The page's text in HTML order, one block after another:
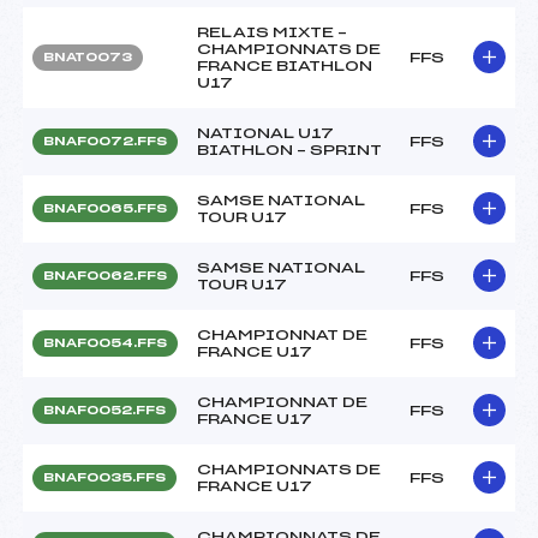
BNAT0073
RELAIS MIXTE –
CHAMPIONNATS DE
FRANCE BIATHLON
U17
FFS
BNAF0072.FFS
NATIONAL U17
BIATHLON – SPRINT
FFS
BNAF0065.FFS
SAMSE NATIONAL
TOUR U17
FFS
BNAF0062.FFS
SAMSE NATIONAL
TOUR U17
FFS
BNAF0054.FFS
CHAMPIONNAT DE
FRANCE U17
FFS
BNAF0052.FFS
CHAMPIONNAT DE
FRANCE U17
FFS
BNAF0035.FFS
CHAMPIONNATS DE
FRANCE U17
FFS